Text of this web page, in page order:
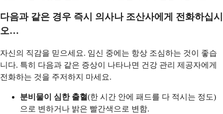
다음과 같은 경우 즉시 의사나 조산사에게 전화하십시
오…
자신의 직감을 믿으세요. 임신 중에는 항상 조심하는 것이 좋습
니다. 특히 다음과 같은 증상이 나타나면 건강 관리 제공자에게
전화하는 것을 주저하지 마세요.
분비물이 심한 출혈(한 시간 안에 패드를 다 적시는 정도)
으로 변하거나 밝은 빨간색으로 변함.